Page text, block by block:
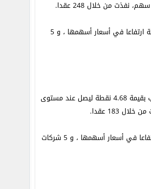
والبالغ عددها 23 شركة مع إغلاقاتها السابقة ، فقد أظهرت 10 شركة ارتفاعا في أسعار أسهمها ، و 5
الأحد بتاريخ 1 سبتمبر/أيلول لعام 2013 على ارتفاع بنسبة 1% محققا مكاسب بقيمة 4.68 نقطة ليصل عند مستوى
والبالغ عددها 25 شركة مع إغلاقاتها السابقة ، فقد أظهرت 9 شركة ارتفاعا في أسعار أسهمها ، و 5 شركات